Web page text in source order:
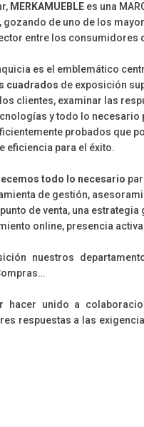
MERKAMUEBLE es una
de uno de los
entre los consumidores
es el emblemático
cuadrados de exposición
clientes, examinar las
y todo lo
probados que
eficiencia para el éxito.
todo lo necesario
de gestión,
de venta, una
online, presencia
nuestros
hacer unido a
respuestas a las